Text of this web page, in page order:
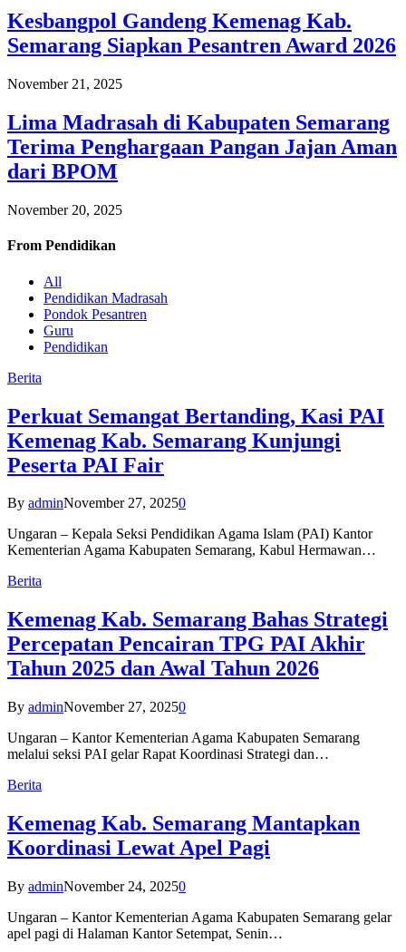
Kesbangpol Gandeng Kemenag Kab.
Semarang Siapkan Pesantren Award 2026
November 21, 2025
Lima Madrasah di Kabupaten Semarang
Terima Penghargaan Pangan Jajan Aman
dari BPOM
November 20, 2025
From Pendidikan
All
Pendidikan Madrasah
Pondok Pesantren
Guru
Pendidikan
Berita
Perkuat Semangat Bertanding, Kasi PAI
Kemenag Kab. Semarang Kunjungi
Peserta PAI Fair
By adminNovember 27, 20250
Ungaran – Kepala Seksi Pendidikan Agama Islam (PAI) Kantor
Kementerian Agama Kabupaten Semarang, Kabul Hermawan…
Berita
Kemenag Kab. Semarang Bahas Strategi
Percepatan Pencairan TPG PAI Akhir
Tahun 2025 dan Awal Tahun 2026
By adminNovember 27, 20250
Ungaran – Kantor Kementerian Agama Kabupaten Semarang
melalui seksi PAI gelar Rapat Koordinasi Strategi dan…
Berita
Kemenag Kab. Semarang Mantapkan
Koordinasi Lewat Apel Pagi
By adminNovember 24, 20250
Ungaran – Kantor Kementerian Agama Kabupaten Semarang gelar
apel pagi di Halaman Kantor Setempat, Senin…